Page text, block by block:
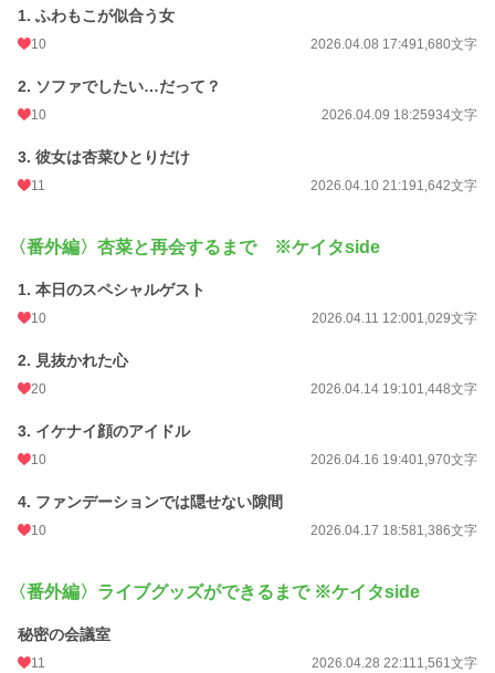
1. ふわもこが似合う女
10 2026.04.08 17:491,680文字
2. ソファでしたい…だって？
10 2026.04.09 18:25934文字
3. 彼女は杏菜ひとりだけ
11 2026.04.10 21:191,642文字
〈番外編〉杏菜と再会するまで ※ケイタside
1. 本日のスペシャルゲスト
10 2026.04.11 12:001,029文字
2. 見抜かれた心
20 2026.04.14 19:101,448文字
3. イケナイ顔のアイドル
10 2026.04.16 19:401,970文字
4. ファンデーションでは隠せない隙間
10 2026.04.17 18:581,386文字
〈番外編〉ライブグッズができるまで ※ケイタside
秘密の会議室
11 2026.04.28 22:111,561文字